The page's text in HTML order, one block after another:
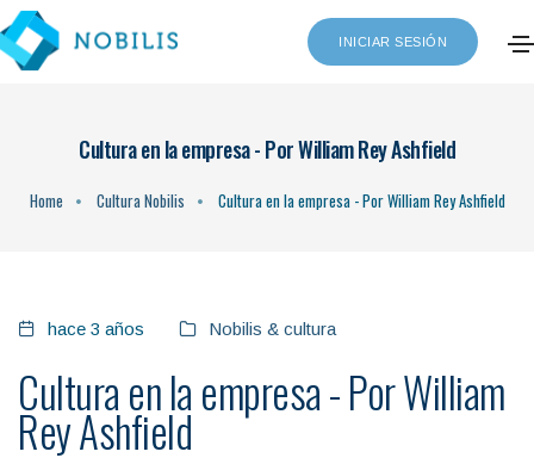
INICIAR SESIÓN
Cultura en la empresa - Por William Rey Ashfield
Home Cultura Nobilis Cultura en la empresa - Por William Rey Ashfield
hace 3 años Nobilis & cultura
Cultura en la empresa - Por William
Rey Ashfield